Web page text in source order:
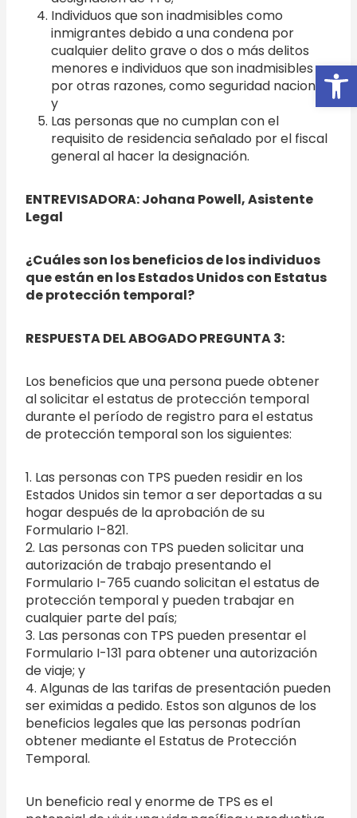
Individuos que son inadmisibles como
inmigrantes debido a una condena por
cualquier delito grave o dos o más delitos
menores e individuos que son inadmisibles
por otras razones, como seguridad nacional;
y
Las personas que no cumplan con el
requisito de residencia señalado por el fiscal
general al hacer la designación.
ENTREVISADORA: Johana Powell, Asistente
Legal
¿Cuáles son los beneficios de los individuos
que están en los Estados Unidos con Estatus
de protección temporal?
RESPUESTA DEL ABOGADO PREGUNTA 3:
Los beneficios que una persona puede obtener
al solicitar el estatus de protección temporal
durante el período de registro para el estatus
de protección temporal son los siguientes:
1. Las personas con TPS pueden residir en los
Estados Unidos sin temor a ser deportadas a su
hogar después de la aprobación de su
Formulario I-821.
2. Las personas con TPS pueden solicitar una
autorización de trabajo presentando el
Formulario I-765 cuando solicitan el estatus de
protección temporal y pueden trabajar en
cualquier parte del país;
3. Las personas con TPS pueden presentar el
Formulario I-131 para obtener una autorización
de viaje; y
4. Algunas de las tarifas de presentación pueden
ser eximidas a pedido. Estos son algunos de los
beneficios legales que las personas podrían
obtener mediante el Estatus de Protección
Temporal.
Un beneficio real y enorme de TPS es el